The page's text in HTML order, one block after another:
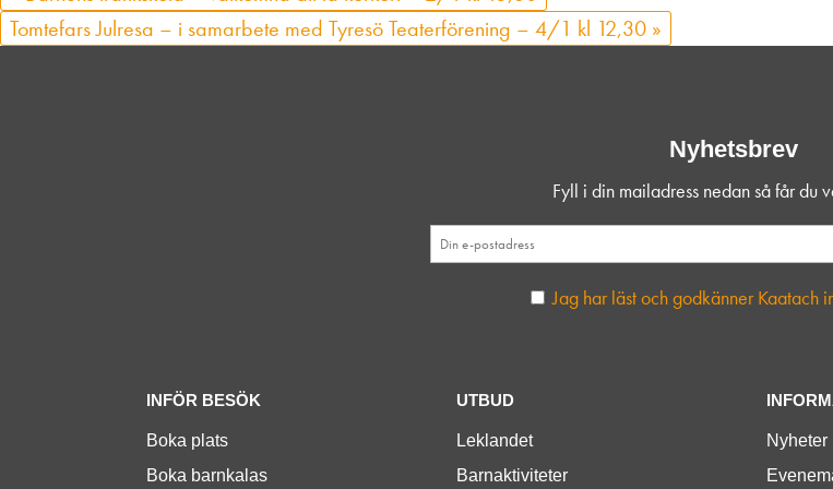
Tomtefars Julresa – i samarbete med Tyresö Teaterförening – 4/1 kl 12,30 »
Nyhetsbrev
Fyll i din mailadress nedan så får du
Jag har läst och godkänner Kaatach
INFÖR BESÖK
Boka plats
Boka barnkalas
UTBUD
Leklandet
Barnaktiviteter
Nyheter